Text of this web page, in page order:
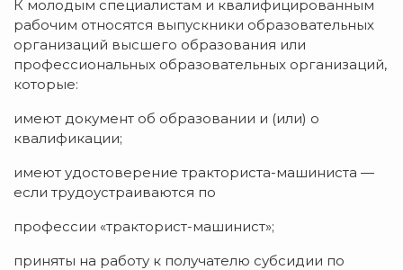
К молодым специалистам и квалифицированным
рабочим относятся выпускники образовательных
организаций высшего образования или
профессиональных образовательных организаций,
которые:
имеют документ об образовании и (или) о
квалификации;
имеют удостоверение тракториста-машиниста —
если трудоустраиваются по
профессии «тракторист-машинист»;
приняты на работу к получателю субсидии по